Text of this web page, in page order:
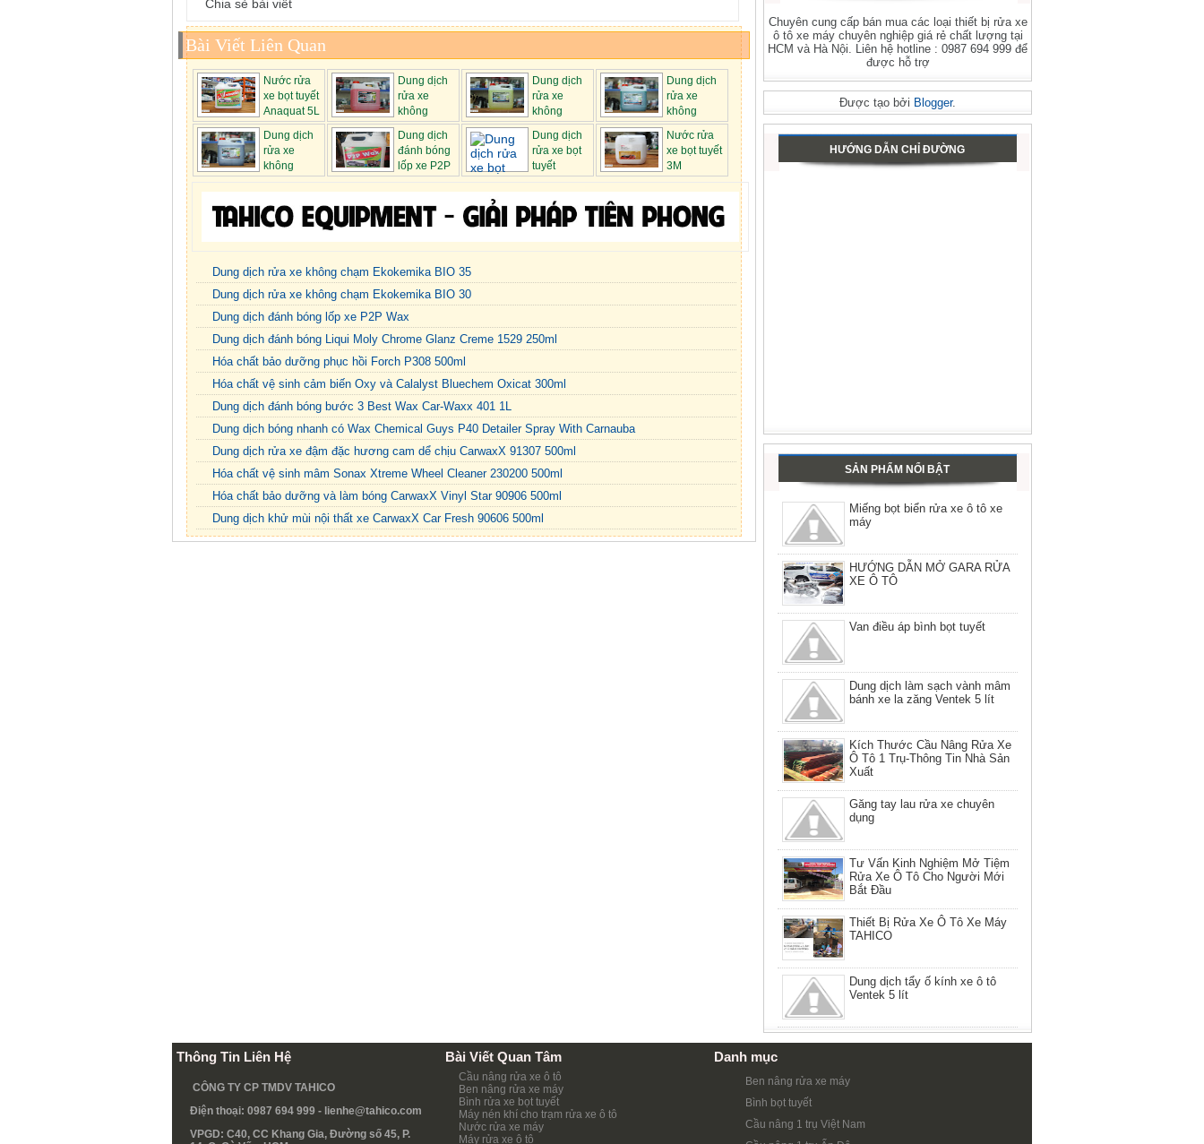
Chia sẻ bài viết
Bài Viết Liên Quan
Nước rửa
xe bọt tuyết
Anaquat 5L
Dung dịch
rửa xe
không
chạm Ekokemi...
Dung dịch
rửa xe
không
chạm Ekokemi...
Dung dịch
rửa xe
không
chạm Ekokemi...
Dung dịch
rửa xe
không
Dung dịch
đánh bóng
lốp xe P2P
Dung dịch
rửa xe bọt
tuyết
Nước rửa
xe bọt tuyết
3M
Dung dịch rửa xe không chạm Ekokemika BIO 35
Dung dịch rửa xe không chạm Ekokemika BIO 30
Dung dịch đánh bóng lốp xe P2P Wax
Dung dịch đánh bóng Liqui Moly Chrome Glanz Creme 1529 250ml
Hóa chất bảo dưỡng phục hồi Forch P308 500ml
Hóa chất vệ sinh cảm biến Oxy và Calalyst Bluechem Oxicat 300ml
Dung dịch đánh bóng bước 3 Best Wax Car-Waxx 401 1L
Dung dịch bóng nhanh có Wax Chemical Guys P40 Detailer Spray With Carnauba
Dung dịch rửa xe đậm đặc hương cam dể chịu CarwaxX 91307 500ml
Hóa chất vệ sinh mâm Sonax Xtreme Wheel Cleaner 230200 500ml
Hóa chất bảo dưỡng và làm bóng CarwaxX Vinyl Star 90906 500ml
Dung dịch khử mùi nội thất xe CarwaxX Car Fresh 90606 500ml
Chuyên cung cấp bán mua các loại thiết bị rửa xe
ô tô xe máy chuyên nghiệp giá rẻ chất lượng tại
HCM và Hà Nội. Liên hệ hotline : 0987 694 999 để
được hỗ trợ
Được tạo bởi Blogger.
HƯỚNG DẪN CHỈ ĐƯỜNG
SẢN PHẨM NỔI BẬT
Miếng bọt biển rửa xe ô tô xe
máy
HƯỚNG DẪN MỞ GARA RỬA
XE Ô TÔ
Van điều áp bình bọt tuyết
Dung dịch làm sạch vành mâm
bánh xe la zăng Ventek 5 lít
Kích Thước Cầu Nâng Rửa Xe
Ô Tô 1 Trụ-Thông Tin Nhà Sản
Xuất
Găng tay lau rửa xe chuyên
dụng
Tư Vấn Kinh Nghiệm Mở Tiệm
Rửa Xe Ô Tô Cho Người Mới
Bắt Đầu
Thiết Bị Rửa Xe Ô Tô Xe Máy
TAHICO
Dung dịch tẩy ố kính xe ô tô
Ventek 5 lít
Thông Tin Liên Hệ
CÔNG TY CP TMDV TAHICO
Điện thoại: 0987 694 999 - lienhe@tahico.com
VPGD: C40, CC Khang Gia, Đường số 45, P.
Bài Viết Quan Tâm
Cầu nâng rửa xe ô tô
Ben nâng rửa xe máy
Bình rửa xe bọt tuyết
Máy nén khí cho trạm rửa xe ô tô
Nước rửa xe máy
Máy rửa xe ô tô
Danh mục
Ben nâng rửa xe máy
Bình bọt tuyết
Cầu nâng 1 trụ Việt Nam